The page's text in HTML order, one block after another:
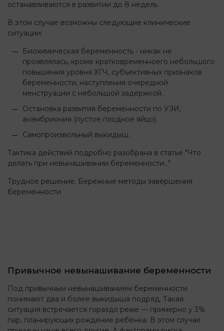
останавливаются в развитии до 8 недель.
В этом случае возможны следующие клинические
ситуации:
Биохимическая беременность - никак не
проявлялась, кроме кратковременноего небольшого
повышения уровня ХГЧ, субъективных признаков
беременности, наступления очередной
менструации с небольшой задержкой.
Остановка развития беременности по УЗИ,
анэмбриония (пустое плодное яйцо).
Самопроизвольный выкидыш.
Тактика действий подробно разобрана в статье "Что
делать при невынашивании беременности..."
Трудное решение. Бережные методы завершения
беременности
Привычное невынашивание беременности
Под привычным невынашиванием беременности
понимают два и более выкидыша подряд. Такая
ситуация встречается гораздо реже — примерно у 3%
пар, планирующих рождение ребёнка. В этом случае